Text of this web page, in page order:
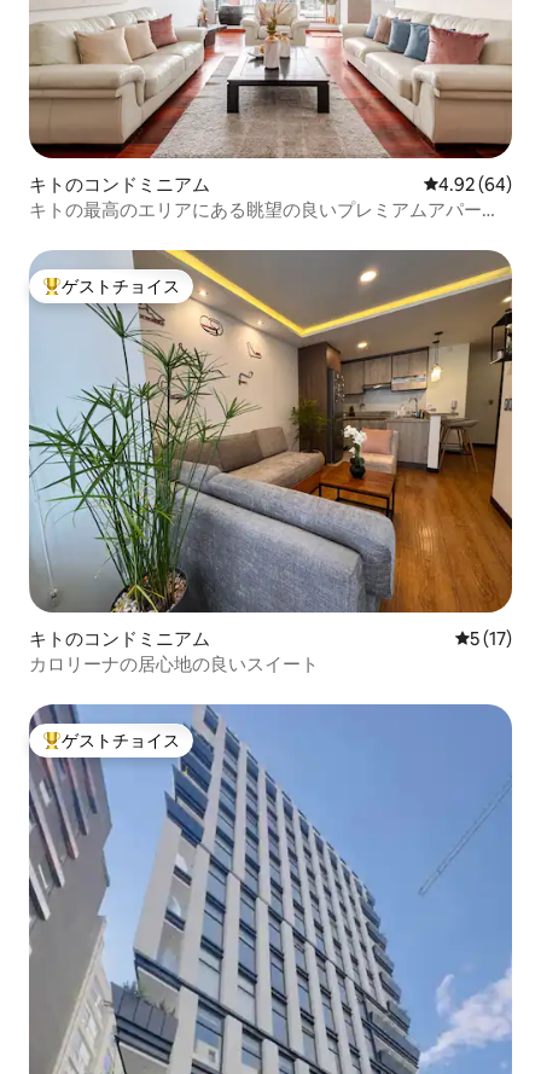
キトのコンドミニアム レビュー64
4.92 (64)
キトの最高のエリアにある眺望の良いプレミアムアパー
大好評のゲストチョイスです。
ゲストチョイス
キトのコンドミニアム レビュー
5 (17)
カロリーナの居心地の良いスイート
大好評のゲストチョイスです。
ゲストチョイス